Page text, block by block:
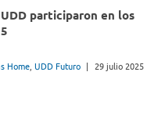
participaron en los
Home UDD Futuro | 29 julio 2025